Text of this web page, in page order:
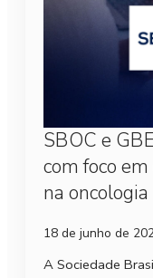
SBOC e
com foco
na oncologia
18 de junho de
A Sociedade